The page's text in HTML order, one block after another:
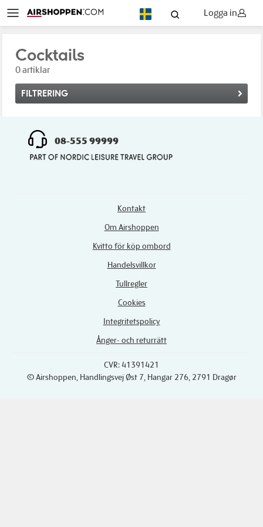
Logga in
Cocktails
0 artiklar
FILTRERING
08-555 99999
Kontakt
Om Airshoppen
Kvitto för köp ombord
Handelsvillkor
Tullregler
Cookies
Integritetspolicy
Ånger- och returrätt
CVR: 41391421
© Airshoppen , Handlingsvej Øst 7, Hangar 276, 2791 Dragør